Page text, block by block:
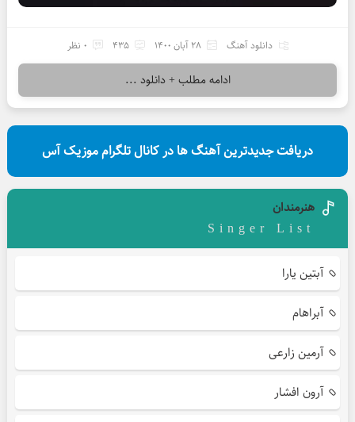
دانلود آهنگ 28 آبان 1400 435 0 نظر
ادامه مطلب + دانلود ...
دریافت جدیدترین آهنگ ها در کانال تلگرام موزیک آس
هنرمندان
Singer List
آبتین یارا
آبراهام
آرمین زارعی
آرون افشار